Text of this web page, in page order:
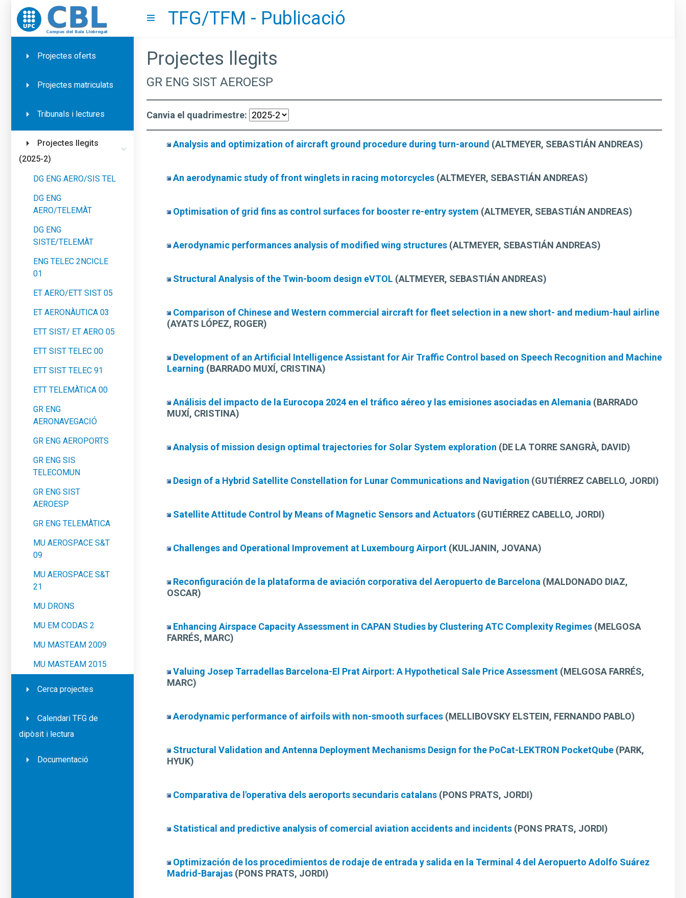
Go to upc.edu Show menuTFG/TFM - Publicació
Projectes oferts
Projectes matriculats
Tribunals i lectures
Projectes llegits
(2025-2)
DG ENG AERO/SIS TEL
DG ENG
AERO/TELEMÀT
DG ENG
SISTE/TELEMÀT
ENG TELEC 2NCICLE
01
ET AERO/ETT SIST 05
ET AERONÀUTICA 03
ETT SIST/ ET AERO 05
ETT SIST TELEC 00
ETT SIST TELEC 91
ETT TELEMÀTICA 00
GR ENG
AERONAVEGACIÓ
GR ENG AEROPORTS
GR ENG SIS
TELECOMUN
GR ENG SIST
AEROESP
GR ENG TELEMÀTICA
MU AEROSPACE S&T
09
MU AEROSPACE S&T
21
MU DRONS
MU EM CODAS 2
MU MASTEAM 2009
MU MASTEAM 2015
Cerca projectes
Calendari TFG de
dipòsit i lectura
Documentació
Projectes llegits
GR ENG SIST AEROESP
Canvia el quadrimestre:
Analysis and optimization of aircraft ground procedure during turn-around (ALTMEYER, SEBASTIÁN ANDREAS)
An aerodynamic study of front winglets in racing motorcycles (ALTMEYER, SEBASTIÁN ANDREAS)
Optimisation of grid fins as control surfaces for booster re-entry system (ALTMEYER, SEBASTIÁN ANDREAS)
Aerodynamic performances analysis of modified wing structures (ALTMEYER, SEBASTIÁN ANDREAS)
Structural Analysis of the Twin-boom design eVTOL (ALTMEYER, SEBASTIÁN ANDREAS)
Comparison of Chinese and Western commercial aircraft for fleet selection in a new short- and medium-haul airline
(AYATS LÓPEZ, ROGER)
Development of an Artificial Intelligence Assistant for Air Traffic Control based on Speech Recognition and Machine
Learning (BARRADO MUXÍ, CRISTINA)
Análisis del impacto de la Eurocopa 2024 en el tráfico aéreo y las emisiones asociadas en Alemania (BARRADO
MUXÍ, CRISTINA)
Analysis of mission design optimal trajectories for Solar System exploration (DE LA TORRE SANGRÀ, DAVID)
Design of a Hybrid Satellite Constellation for Lunar Communications and Navigation (GUTIÉRREZ CABELLO, JORDI)
Satellite Attitude Control by Means of Magnetic Sensors and Actuators (GUTIÉRREZ CABELLO, JORDI)
Challenges and Operational Improvement at Luxembourg Airport (KULJANIN, JOVANA)
Reconfiguración de la plataforma de aviación corporativa del Aeropuerto de Barcelona (MALDONADO DIAZ,
OSCAR)
Enhancing Airspace Capacity Assessment in CAPAN Studies by Clustering ATC Complexity Regimes (MELGOSA
FARRÉS, MARC)
Valuing Josep Tarradellas Barcelona-El Prat Airport: A Hypothetical Sale Price Assessment (MELGOSA FARRÉS,
MARC)
Aerodynamic performance of airfoils with non-smooth surfaces (MELLIBOVSKY ELSTEIN, FERNANDO PABLO)
Structural Validation and Antenna Deployment Mechanisms Design for the PoCat-LEKTRON PocketQube (PARK,
HYUK)
Comparativa de l'operativa dels aeroports secundaris catalans (PONS PRATS, JORDI)
Statistical and predictive analysis of comercial aviation accidents and incidents (PONS PRATS, JORDI)
Optimización de los procedimientos de rodaje de entrada y salida en la Terminal 4 del Aeropuerto Adolfo Suárez
Madrid-Barajas (PONS PRATS, JORDI)